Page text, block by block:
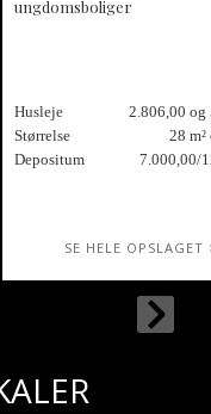
ungdomsboliger
Husleje
2.806,00 og
Størrelse
28 m²
Depositum
7.000,00/
SE HELE OPSLAGET